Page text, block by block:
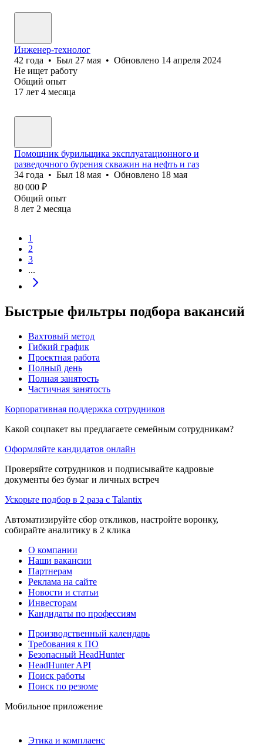
Инженер-технолог
42 года • Был 27 мая • Обновлено 14 апреля 2024
Не ищет работу
Общий опыт
17 лет 4 месяца
Помощник бурильщика эксплуатационного и
разведочного бурения скважин на нефть и газ
34 года • Был 18 мая • Обновлено 18 мая
80 000 ₽
Общий опыт
8 лет 2 месяца
1
2
3
...
Быстрые фильтры подбора вакансий
Вахтовый метод
Гибкий график
Проектная работа
Полный день
Полная занятость
Частичная занятость
Корпоративная поддержка сотрудников
Какой соцпакет вы предлагаете семейным сотрудникам?
Оформляйте кандидатов онлайн
Проверяйте сотрудников и подписывайте кадровые
документы без бумаг и личных встреч
Ускорьте подбор в 2 раза с Talantix
Автоматизируйте сбор откликов, настройте воронку,
собирайте аналитику в 2 клика
О компании
Наши вакансии
Партнерам
Реклама на сайте
Новости и статьи
Инвесторам
Кандидаты по профессиям
Производственный календарь
Требования к ПО
Безопасный HeadHunter
HeadHunter API
Поиск работы
Поиск по резюме
Мобильное приложение
Этика и комплаенс